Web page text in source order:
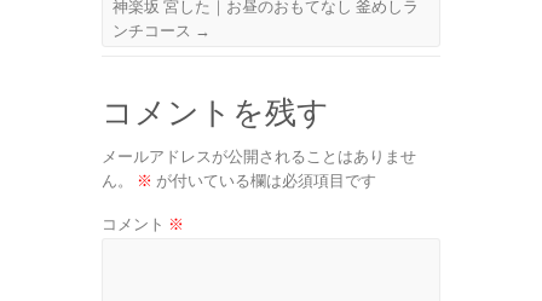
神楽坂 宮した｜お昼のおもてなし 釜めしラ
ンチコース →
コメントを残す
メールアドレスが公開されることはありませ
ん。
※ が付いている欄は必須項目です
コメント ※